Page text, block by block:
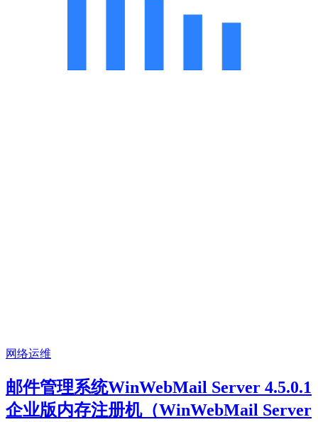
网络运维
邮件管理系统WinWebMail Server 4.5.0.1
企业版内存注册机（WinWebMail Server